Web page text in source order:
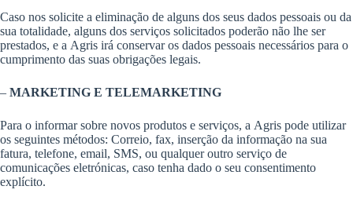
Caso nos solicite a eliminação de alguns dos seus dados pessoais ou da
sua totalidade, alguns dos serviços solicitados poderão não lhe ser
prestados, e a Agris irá conservar os dados pessoais necessários para o
cumprimento das suas obrigações legais.
– MARKETING E TELEMARKETING
Para o informar sobre novos produtos e serviços, a Agris pode utilizar
os seguintes métodos: Correio, fax, inserção da informação na sua
fatura, telefone, email, SMS, ou qualquer outro serviço de
comunicações eletrónicas, caso tenha dado o seu consentimento
explícito.